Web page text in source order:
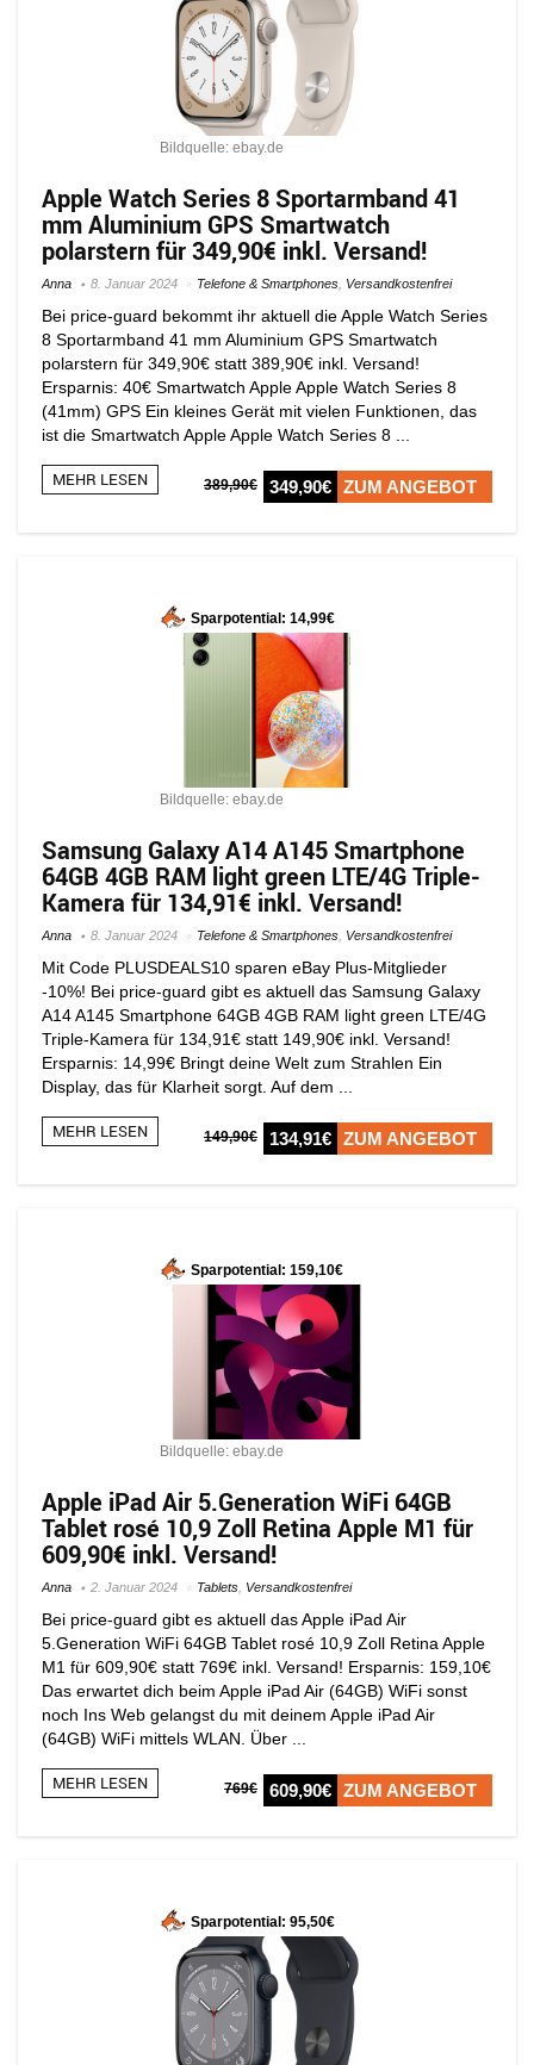
Bildquelle: ebay.de
Apple Watch Series 8 Sportarmband 41
mm Aluminium GPS Smartwatch
polarstern für 349,90€ inkl. Versand!
Anna 8. Januar 2024 Telefone & Smartphones Versandkostenfrei
Bei price-guard bekommt ihr aktuell die Apple Watch Series
8 Sportarmband 41 mm Aluminium GPS Smartwatch
polarstern für 349,90€ statt 389,90€ inkl. Versand!
Ersparnis: 40€ Smartwatch Apple Apple Watch Series 8
(41mm) GPS Ein kleines Gerät mit vielen Funktionen, das
ist die Smartwatch Apple Apple Watch Series 8 ...
MEHR LESEN 389,90€ 349,90€ ZUM ANGEBOT
Sparpotential: 14,99€
Bildquelle: ebay.de
Samsung Galaxy A14 A145 Smartphone
64GB 4GB RAM light green LTE/4G Triple-
Kamera für 134,91€ inkl. Versand!
Anna 8. Januar 2024 Telefone & Smartphones Versandkostenfrei
Mit Code PLUSDEALS10 sparen eBay Plus-Mitglieder
-10%! Bei price-guard gibt es aktuell das Samsung Galaxy
A14 A145 Smartphone 64GB 4GB RAM light green LTE/4G
Triple-Kamera für 134,91€ statt 149,90€ inkl. Versand!
Ersparnis: 14,99€ Bringt deine Welt zum Strahlen Ein
Display, das für Klarheit sorgt. Auf dem ...
MEHR LESEN 149,90€ 134,91€ ZUM ANGEBOT
Sparpotential: 159,10€
Bildquelle: ebay.de
Apple iPad Air 5.Generation WiFi 64GB
Tablet rosé 10,9 Zoll Retina Apple M1 für
609,90€ inkl. Versand!
Anna 2. Januar 2024 Tablets Versandkostenfrei
Bei price-guard gibt es aktuell das Apple iPad Air
5.Generation WiFi 64GB Tablet rosé 10,9 Zoll Retina Apple
M1 für 609,90€ statt 769€ inkl. Versand! Ersparnis: 159,10€
Das erwartet dich beim Apple iPad Air (64GB) WiFi sonst
noch Ins Web gelangst du mit deinem Apple iPad Air
(64GB) WiFi mittels WLAN. Über ...
MEHR LESEN 769€ 609,90€ ZUM ANGEBOT
Sparpotential: 95,50€